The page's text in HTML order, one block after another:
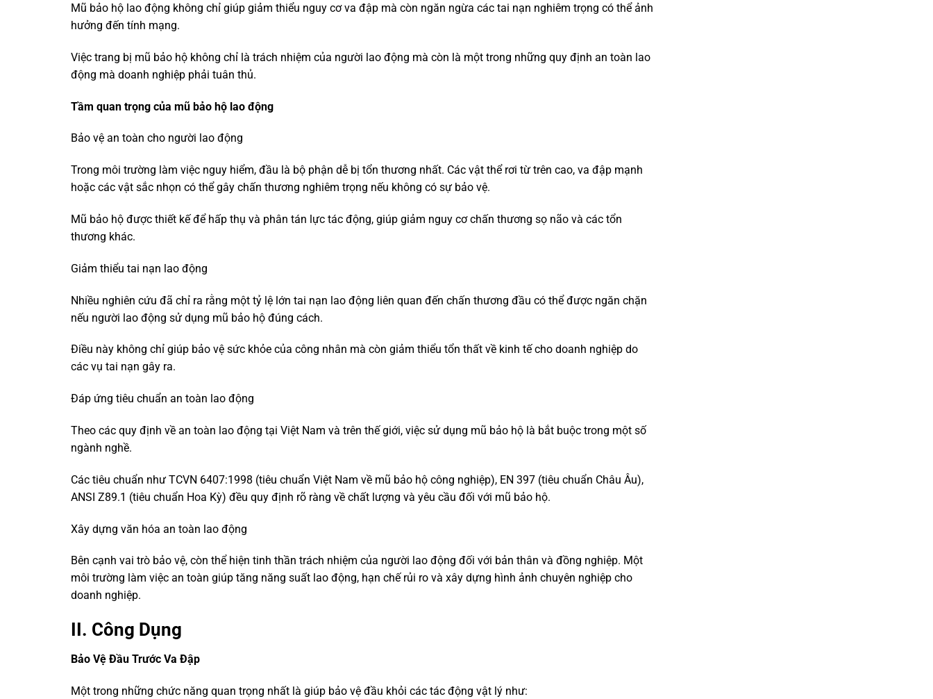
Mũ bảo hộ lao động không chỉ giúp giảm thiểu nguy cơ va đập mà còn ngăn ngừa các tai nạn nghiêm trọng có thể ảnh
hưởng đến tính mạng.
Việc trang bị mũ bảo hộ không chỉ là trách nhiệm của người lao động mà còn là một trong những quy định an toàn lao
động mà doanh nghiệp phải tuân thủ.
Tầm quan trọng của mũ bảo hộ lao động
Bảo vệ an toàn cho người lao động
Trong môi trường làm việc nguy hiểm, đầu là bộ phận dễ bị tổn thương nhất. Các vật thể rơi từ trên cao, va đập mạnh
hoặc các vật sắc nhọn có thể gây chấn thương nghiêm trọng nếu không có sự bảo vệ.
Mũ bảo hộ được thiết kế để hấp thụ và phân tán lực tác động, giúp giảm nguy cơ chấn thương sọ não và các tổn
thương khác.
Giảm thiểu tai nạn lao động
Nhiều nghiên cứu đã chỉ ra rằng một tỷ lệ lớn tai nạn lao động liên quan đến chấn thương đầu có thể được ngăn chặn
nếu người lao động sử dụng mũ bảo hộ đúng cách.
Điều này không chỉ giúp bảo vệ sức khỏe của công nhân mà còn giảm thiểu tổn thất về kinh tế cho doanh nghiệp do
các vụ tai nạn gây ra.
Đáp ứng tiêu chuẩn an toàn lao động
Theo các quy định về an toàn lao động tại Việt Nam và trên thế giới, việc sử dụng mũ bảo hộ là bắt buộc trong một số
ngành nghề.
Các tiêu chuẩn như TCVN 6407:1998 (tiêu chuẩn Việt Nam về mũ bảo hộ công nghiệp), EN 397 (tiêu chuẩn Châu Âu),
ANSI Z89.1 (tiêu chuẩn Hoa Kỳ) đều quy định rõ ràng về chất lượng và yêu cầu đối với mũ bảo hộ.
Xây dựng văn hóa an toàn lao động
Bên cạnh vai trò bảo vệ, còn thể hiện tinh thần trách nhiệm của người lao động đối với bản thân và đồng nghiệp. Một
môi trường làm việc an toàn giúp tăng năng suất lao động, hạn chế rủi ro và xây dựng hình ảnh chuyên nghiệp cho
doanh nghiệp.
II. Công Dụng
Bảo Vệ Đầu Trước Va Đập
Một trong những chức năng quan trọng nhất là giúp bảo vệ đầu khỏi các tác động vật lý như: